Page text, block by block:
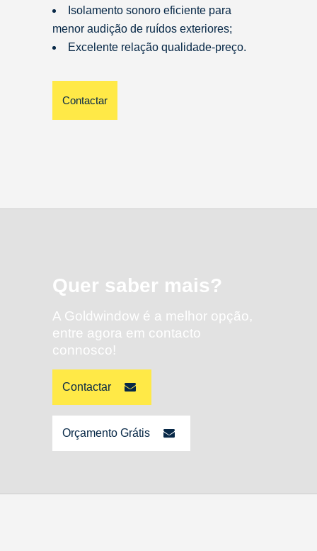
Isolamento sonoro eficiente para
menor audição de ruídos exteriores;
Excelente relação qualidade-preço.
Contactar
Quer saber mais?
A Goldwindow é a melhor opção,
entre agora em contacto
connosco!
Contactar
Orçamento Grátis